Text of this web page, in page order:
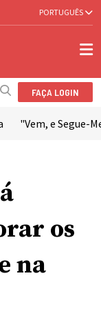
PORTUGUÊS
FAÇA LOGIN
"Vem, e Segue-
os
na